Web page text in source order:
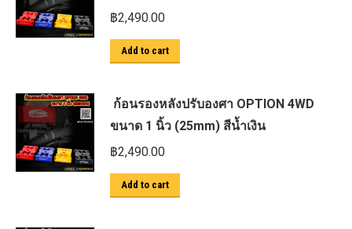
฿2,490.00
Add to cart
ก้อนรองหลังปรับองศา OPTION 4WD
ขนาด 1 นิ้ว (25mm) สีน้ำเงิน
฿2,490.00
Add to cart